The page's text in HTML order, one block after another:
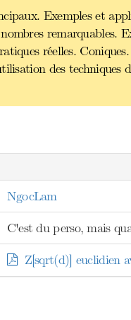
Exemples et
remarquables.
réelles.
des techniques
NgocLam
C'est du perso, mais
Z[sqrt(d)] euclidien